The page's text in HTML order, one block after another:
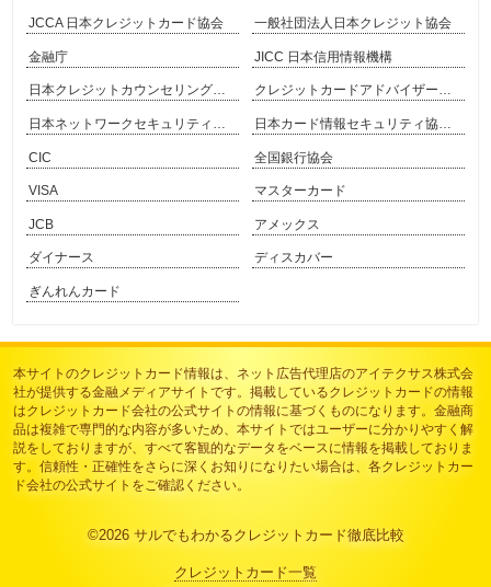
JCCA 日本クレジットカード協会 一般社団法人日本クレジット協会
金融庁 JICC 日本信用情報機構
日本クレジットカウンセリング協会 クレジットカードアドバイザー協会
日本ネットワークセキュリティ協会 日本カード情報セキュリティ協議会
CIC 全国銀行協会
VISA マスターカード
JCB アメックス
ダイナース ディスカバー
ぎんれんカード
本サイトのクレジットカード情報は、 ネット広告代理店のアイテクサス株式会
社が提供する金融メディアサイトです。掲載しているクレジットカードの情報
はクレジットカード会社の公式サイトの情報に基づくものになります。金融商
品は複雑で専門的な内容が多いため、本サイトではユーザーに分かりやすく解
説をしておりますが、すべて客観的なデータをベースに情報を掲載しておりま
す。信頼性・正確性をさらに深くお知りになりたい場合は、各クレジットカー
ド会社の公式サイトをご確認ください。
©2026 サルでもわかるクレジットカード徹底比較
クレジットカード一覧